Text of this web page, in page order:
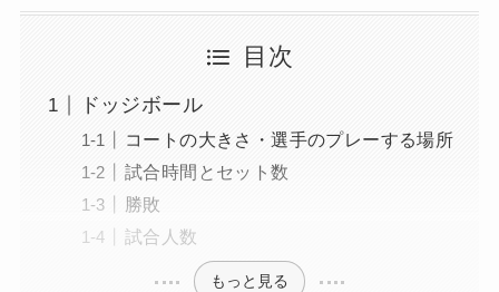
目次
ドッジボール
コートの大きさ・選手のプレーする場所
試合時間とセット数
勝敗
試合人数
もっと見る